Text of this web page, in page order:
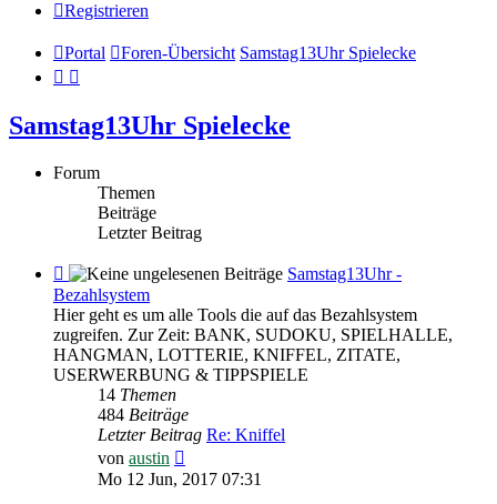
Registrieren
Portal Foren-Übersicht Samstag13Uhr Spielecke
Samstag13Uhr Spielecke
Forum
Themen
Beiträge
Letzter Beitrag
Feed
-
Samstag13Uhr
-
Bezahlsystem
Samstag13Uhr -
Bezahlsystem
Hier geht es um alle Tools die auf das Bezahlsystem
zugreifen. Zur Zeit: BANK, SUDOKU, SPIELHALLE,
HANGMAN, LOTTERIE, KNIFFEL, ZITATE,
USERWERBUNG & TIPPSPIELE
14 Themen
484 Beiträge
Letzter Beitrag Re: Kniffel
von austin
Beitrag
Mo 12 Jun, 2017 07:31